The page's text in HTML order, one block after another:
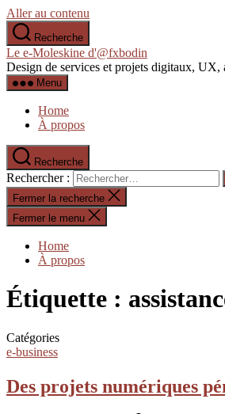
Aller au contenu
Recherche
Le e-Moleskine d'@fxbodin
Design de services et projets digitaux,
Menu
Home
À propos
Recherche
Rechercher :
Fermer la recherche
Fermer le menu
Home
À propos
Étiquette :
Catégories
e-business
Des projets numériques